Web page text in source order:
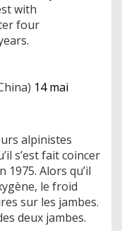
with
four
14 mai
alpinistes
s’est fait coincer
Alors qu’il
le froid
sur les jambes.
deux jambes.